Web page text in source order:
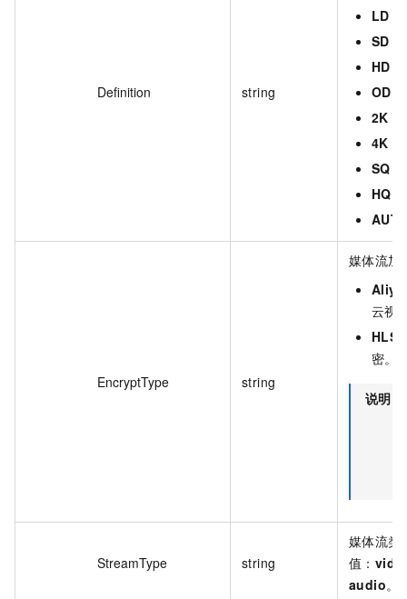
Definition string
LD
SD
HD
OD
2K
4K
SQ
HQ
EncryptType string
媒体流加
云视
密。
说明
StreamType string
媒体流类
值：
audio。